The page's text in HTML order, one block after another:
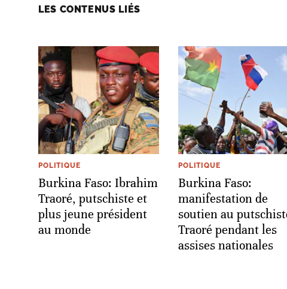
LES CONTENUS LIÉS
POLITIQUE
Burkina Faso: Ibrahim
Traoré, putschiste et
plus jeune président
au monde
POLITIQUE
Burkina Faso:
manifestation de
soutien au
Traoré pendant les
assises nationales